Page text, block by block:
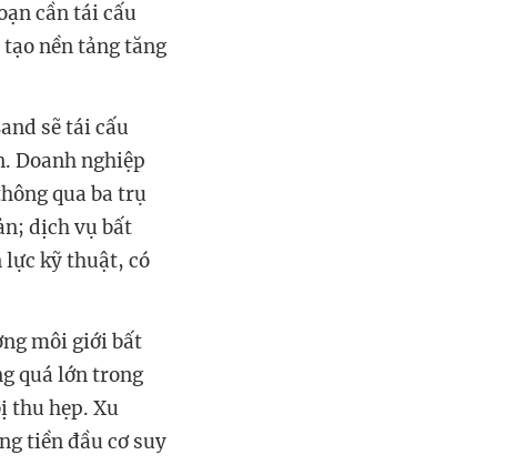
cần tái cấu
nền tảng tăng
sẽ tái cấu
Doanh nghiệp
qua ba trụ
dịch vụ bất
lực kỹ thuật, có
môi giới bất
quá lớn trong
thu hẹp. Xu
tiền đầu cơ suy